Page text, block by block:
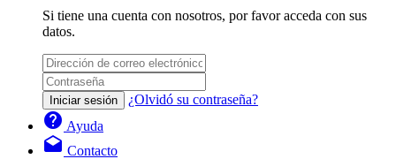
Si tiene una cuenta con nosotros, por favor acceda con sus
datos.
Iniciar sesión ¿Olvidó su contraseña?
help Ayuda
drafts Contacto